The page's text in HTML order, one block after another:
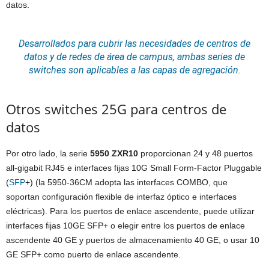
datos.
Desarrollados para cubrir las necesidades de centros de
datos y de redes de área de campus, ambas series de
switches son aplicables a las capas de agregación.
Otros switches 25G para centros de
datos
Por otro lado, la serie 5950 ZXR10 proporcionan 24 y 48 puertos
all-gigabit RJ45 e interfaces fijas 10G Small Form-Factor Pluggable
(SFP+) (la 5950-36CM adopta las interfaces COMBO, que
soportan configuración flexible de interfaz óptico e interfaces
eléctricas). Para los puertos de enlace ascendente, puede utilizar
interfaces fijas 10GE SFP+ o elegir entre los puertos de enlace
ascendente 40 GE y puertos de almacenamiento 40 GE, o usar 10
GE SFP+ como puerto de enlace ascendente.